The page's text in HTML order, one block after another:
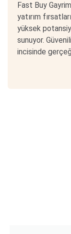
Fast Buy
yatırım
yüksek
sunuyor.
incisinde